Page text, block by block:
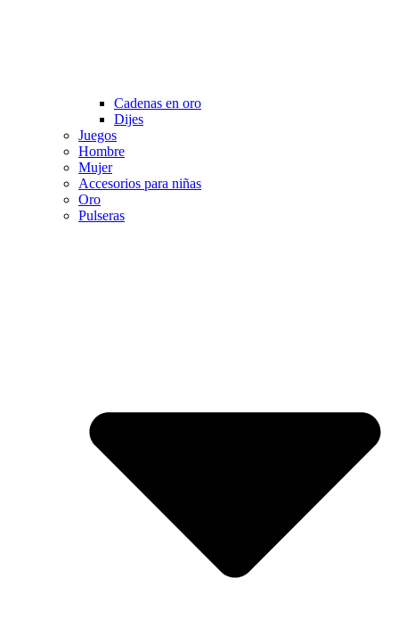
Cadenas en oro
Dijes
Juegos
Hombre
Mujer
Accesorios para niñas
Oro
Pulseras